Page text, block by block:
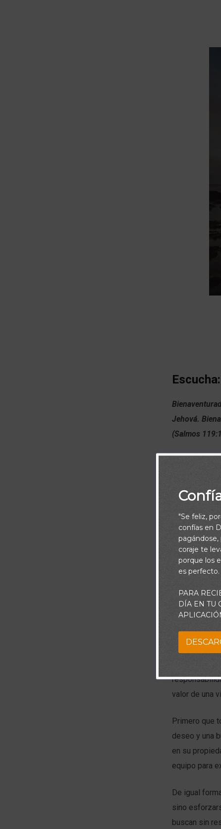
Escucha:
Jehová.
(Salmos
Piensa:
Todos
valor de una
Primero que
deseo y una
en su
equipo para
De igual
sino
buscan sin
"Se feliz,
confías en
pagándose,
coraje te
porque los
es
PARA
DÍA EN TU